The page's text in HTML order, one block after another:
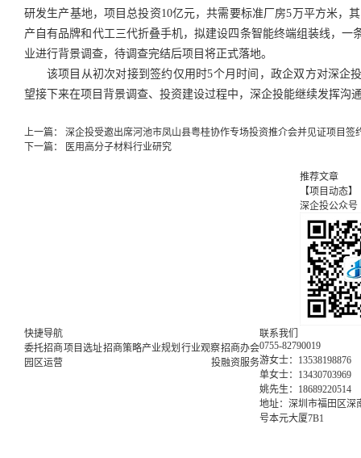
研发生产基地，项目总投资10亿元，共需要标准厂房5万平方米，
产自有品牌和代工三代折叠手机，拟建设四条智能终端组装线，一
业进行背景调查，待调查完结后项目将正式落地。
该项目从初次对接到签约仅用时5个月时间，政企双方对深企
望接下来在项目背景调查、投资建设过程中，深企投能继续发挥沟
上一篇： 深企投受邀出席河池市凤山县粤桂协作专场投资推介会并见证项目签
下一篇：
医用高分子材料行业研究
推荐文章
【项目动态
深企投公众号
快捷导航
委托招商项目选址招商策略产业规划 行业观察招商办会
园区运营
投融资服务
联系我们
0755-82790019
游女士：13538198876
单女士：13430703969
姚先生：18689220514
地址：深圳市福田区深
号本元大厦7B1